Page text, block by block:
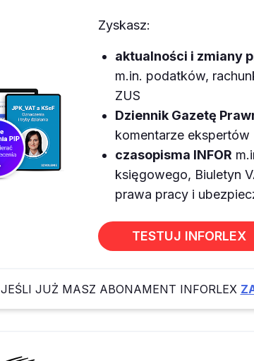
Zyskasz:
aktualności i zmiany
m.in. podatków,
ZUS
Dziennik Gazetę
komentarze ekspertów
czasopisma INFOR
księgowego, Biuletyn
prawa pracy i
TESTUJ INFORLEX
JEŚLI JUŻ MASZ ABONAMENT INFORLEX